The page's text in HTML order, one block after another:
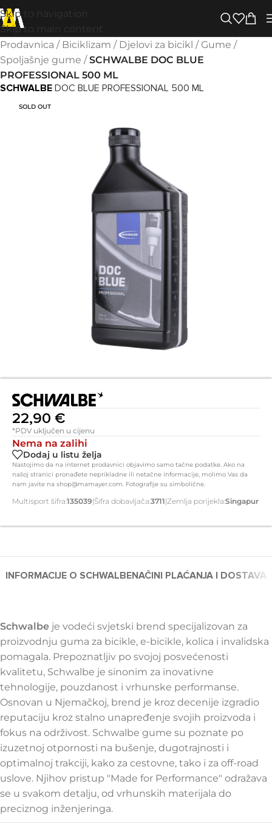
Skip to navigation
Skip to main content
Prodavnica / Biciklizam / Djelovi za bicikl / Gume /
Spoljašnje gume /SCHWALBE DOC BLUE
PROFESSIONAL 500 ML
SCHWALBE DOC BLUE PROFESSIONAL 500 ML
SOLD OUT
22,90 €
*PDV uključen u cijenu
Nema na zalihi
Dodaj u listu želja
Nastojimo da na internet prodavnici objavimo samo tačne podatke. Ako na
našoj stranici pronađete neprikladne ili netačne informacije, molimo Vas da
nam javite na shop@mamayer.com. Fotografije su simbolične.
Multisport šifra:135039|Šifra dobavljača:3711|Zemlja porijekla:Singapur
INFORMACIJE O SCHWALBENAČINI PLAĆANJA I DOSTAVA
Schwalbe je vodeći svjetski brend specijalizovan za
proizvodnju guma za bicikle, e-bicikle, kolica i invalidska
pomagala. Prepoznatljiv po svojoj posvećenosti
kvalitetu, Schwalbe je sinonim za inovativne
tehnologije, pouzdanost i vrhunske performanse.
Osnovan u Njemačkoj, brend je kroz decenije izgradio
reputaciju kroz stalno unapređenje svojih proizvoda i
fokus na održivost. Schwalbe gume su poznate po
izuzetnoj otpornosti na bušenje, dugotrajnosti i
optimalnoj trakciji, kako za cestovne, tako i za off-road
uslove. Njihov pristup "Made for Performance" odražava
se u svakom detalju, od vrhunskih materijala do
preciznog inženjeringa.